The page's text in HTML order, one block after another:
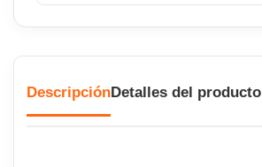
DescripciónDetalles del producto